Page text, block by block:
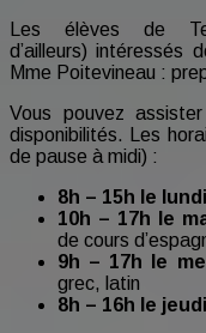
Les élèves de
d’ailleurs) intéressés
Mme Poitevineau :
Vous pouvez
disponibilités. Les
de pause à midi) :
8h – 15h le
10h – 17h le
de cours
9h – 17h le
grec, latin
8h – 16h le